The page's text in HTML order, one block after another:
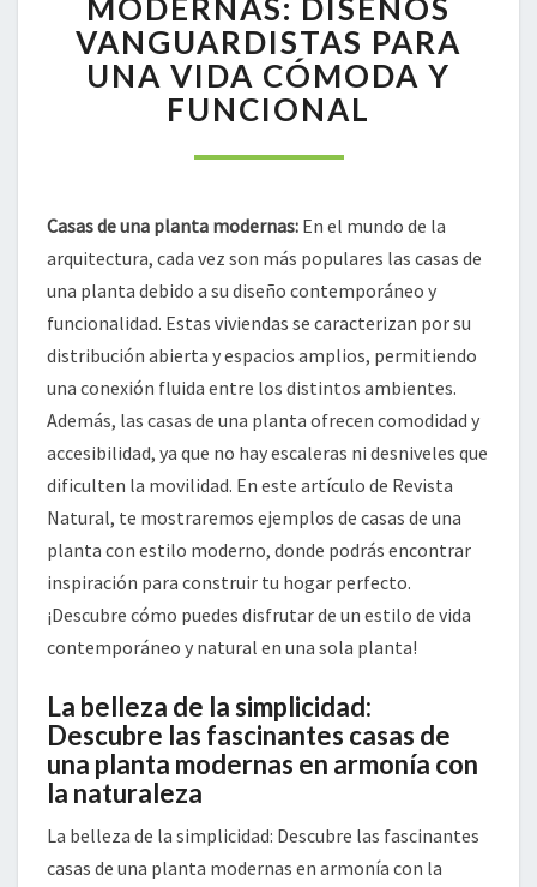
PLANTA
MODERNAS:
DISEÑOS
VANGUARDISTAS
UNA
Y
FUNCIONAL
MODERNAS: DISEÑOS
VANGUARDISTAS PARA
UNA VIDA CÓMODA Y
FUNCIONAL
Casas de una planta modernas: En el mundo de la
arquitectura, cada vez son más populares las casas de
una planta debido a su diseño contemporáneo y
funcionalidad. Estas viviendas se caracterizan por su
distribución abierta y espacios amplios, permitiendo
una conexión fluida entre los distintos ambientes.
Además, las casas de una planta ofrecen comodidad y
accesibilidad, ya que no hay escaleras ni desniveles que
dificulten la movilidad. En este artículo de Revista
Natural, te mostraremos ejemplos de casas de una
planta con estilo moderno, donde podrás encontrar
inspiración para construir tu hogar perfecto.
¡Descubre cómo puedes disfrutar de un estilo de vida
contemporáneo y natural en una sola planta!
La belleza de la simplicidad:
Descubre las fascinantes casas de
una planta modernas en armonía con
la naturaleza
La belleza de la simplicidad: Descubre las fascinantes
casas de una planta modernas en armonía con la